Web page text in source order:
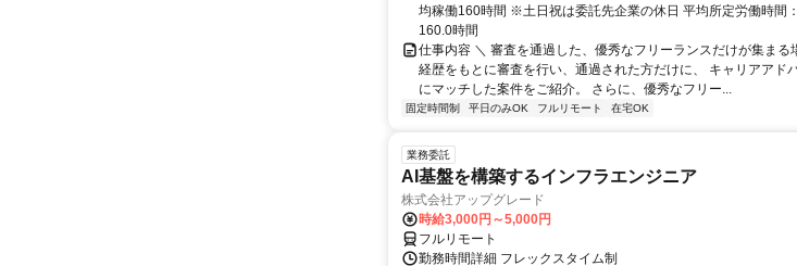
均稼働160時間 ※土日祝は委託先企業の休日 平均所定労働時間
160.0時間
仕事内容 ＼ 審査を通過した、優秀なフリーランスだけが集まる
経歴をもとに審査を行い、通過された方だけに、 キャリアアド
にマッチした案件をご紹介。 さらに、優秀なフリー...
固定時間制 平日のみOK フルリモート 在宅OK
業務委託
AI基盤を構築するインフラエンジニア
株式会社アップグレード
時給3,000円～5,000円
フルリモート
勤務時間詳細 フレックスタイム制